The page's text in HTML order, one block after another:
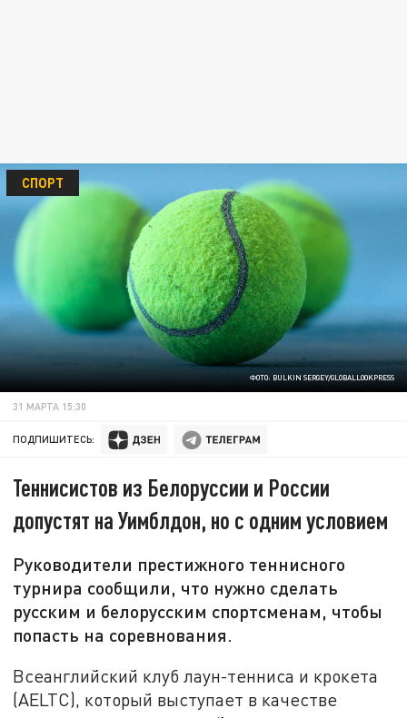
ФОТО: BULKIN SERGEY/GLOBALLOOKPRESS
СПОРТ
31 МАРТА 15:30
ПОДПИШИТЕСЬ:
Теннисистов из Белоруссии и России
допустят на Уимблдон, но с одним условием
Руководители престижного теннисного
турнира сообщили, что нужно сделать
русским и белорусским спортсменам, чтобы
попасть на соревнования.
Всеанглийский клуб лаун-тенниса и крокета
(AELTC), который выступает в качестве